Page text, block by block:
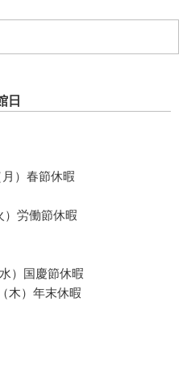
日
）春節休暇
）労働節休暇
）国慶節休暇
木）年末休暇